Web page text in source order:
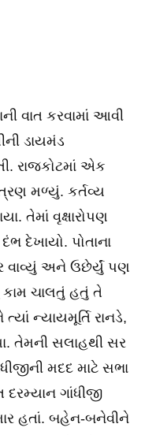
વાત કરવામાં આવી
ડાયમંડ
રાજકોટમાં એક
મળ્યું. કર્તવ્ય
તેમાં વૃક્ષારોપણ
દેખાયો. પોતાના
વાવ્યું અને ઉછેર્યું પણ
કામ ચાલતું હતું તે
ન્યાયમૂર્તિ રાનડે,
તેમની સલાહથી સર
મદદ માટે સભા
દરમ્યાન ગાંધીજી
હતાં. બહેન-બનેવીને